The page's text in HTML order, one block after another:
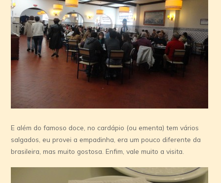
E além do famoso doce, no cardápio (ou ementa) tem vários
salgados, eu provei a empadinha, era um pouco diferente da
brasileira, mas muito gostosa. Enfim, vale muito a visita.